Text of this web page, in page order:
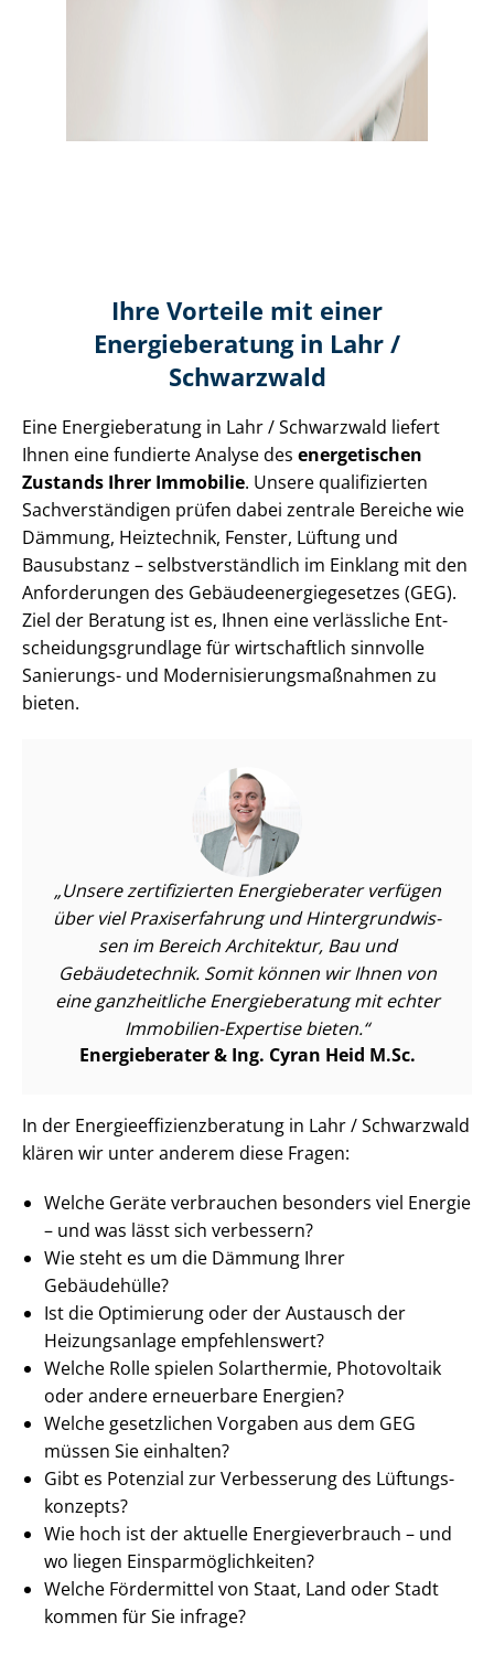
Ihre Vorteile mit einer
Energieberatung in Lahr /
Schwarzwald
Eine Energieberatung in Lahr / Schwarzwald liefert
Ihnen eine fundierte Analyse des energetischen
Zustands Ihrer Immobilie. Unsere qualifizierten
Sach­ver­stän­di­gen prüfen dabei zentrale Bereiche wie
Dämmung, Heiztechnik, Fenster, Lüftung und
Bausubstanz – selbst­ver­ständ­lich im Einklang mit den
Anforderungen des Ge­bäu­de­en­er­gie­ge­set­zes (GEG).
Ziel der Beratung ist es, Ihnen eine verlässliche Ent­
schei­dungs­grund­la­ge für wirtschaftlich sinnvolle
Sanierungs- und Mo­der­ni­sie­rungs­maß­nah­men zu
bieten.
Unsere zertifizierten Energieberater verfügen
über viel Praxiserfahrung und Hin­ter­grund­wis­
sen im Bereich Architektur, Bau und
Gebäudetechnik. Somit können wir Ihnen von
eine ganzheitliche Energieberatung mit echter
Immobilien-Expertise bieten.
Energieberater & Ing. Cyran Heid M.Sc.
In der En­er­gie­ef­fi­zi­enz­be­ra­tung in Lahr / Schwarzwald
klären wir unter anderem diese Fragen:
Welche Geräte verbrauchen besonders viel Energie
– und was lässt sich verbessern?
Wie steht es um die Dämmung Ihrer
Gebäudehülle?
Ist die Optimierung oder der Austausch der
Heizungsanlage empfehlenswert?
Welche Rolle spielen Solarthermie, Photovoltaik
oder andere erneuerbare Energien?
Welche gesetzlichen Vorgaben aus dem GEG
müssen Sie einhalten?
Gibt es Potenzial zur Verbesserung des Lüf­tungs­
kon­zepts?
Wie hoch ist der aktuelle En­er­gie­ver­brauch – und
wo liegen Ein­spar­mög­lich­kei­ten?
Welche Fördermittel von Staat, Land oder Stadt
kommen für Sie infrage?